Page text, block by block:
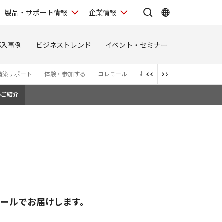
製品・サポート情報 企業情報
事例 ビジネストレンド イベント・セミナー
サポート 体験・参加する コレモール お問い合わせ
紹介
ルでお届けします。